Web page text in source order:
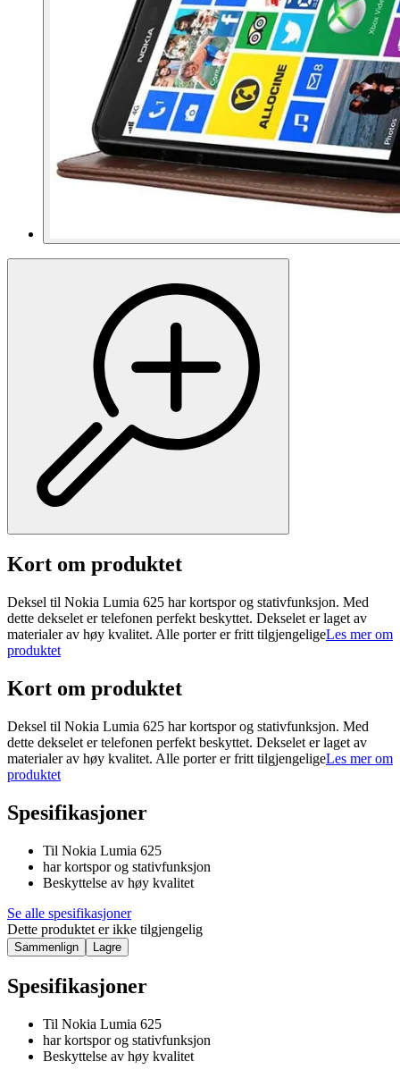
Kort om produktet
Deksel til Nokia Lumia 625 har kortspor og stativfunksjon. Med
dette dekselet er telefonen perfekt beskyttet. Dekselet er laget av
materialer av høy kvalitet. Alle porter er fritt tilgjengeligeLes mer om
produktet
Kort om produktet
Deksel til Nokia Lumia 625 har kortspor og stativfunksjon. Med
dette dekselet er telefonen perfekt beskyttet. Dekselet er laget av
materialer av høy kvalitet. Alle porter er fritt tilgjengeligeLes mer om
produktet
Spesifikasjoner
Til Nokia Lumia 625
har kortspor og stativfunksjon
Beskyttelse av høy kvalitet
Se alle spesifikasjoner
Dette produktet er ikke tilgjengelig
Sammenlign Lagre
Spesifikasjoner
Til Nokia Lumia 625
har kortspor og stativfunksjon
Beskyttelse av høy kvalitet